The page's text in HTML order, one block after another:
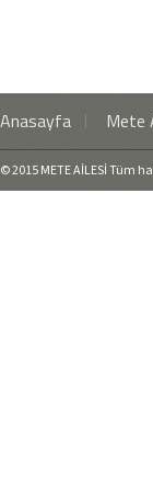
Anasayfa Mete
© 2015 METE AİLESİ Tüm